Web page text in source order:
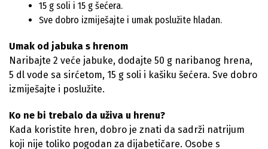
15 g soli i 15 g šećera.
Sve dobro izmiješajte i umak poslužite hladan.
Umak od jabuka s hrenom
Naribajte 2 veće jabuke, dodajte 50 g naribanog hrena,
5 dl vode sa sirćetom, 15 g soli i kašiku šećera. Sve dobro
izmiješajte i poslužite.
Ko ne bi trebalo da uživa ​​u hrenu?
Kada koristite hren, dobro je znati da sadrži natrijum
koji nije toliko pogodan za dijabetičare. Osobe s